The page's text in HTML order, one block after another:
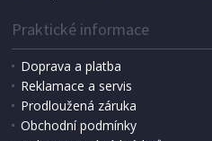
Praktické informace
Doprava a platba
Reklamace a servis
Prodloužená záruka
Obchodní podmínky